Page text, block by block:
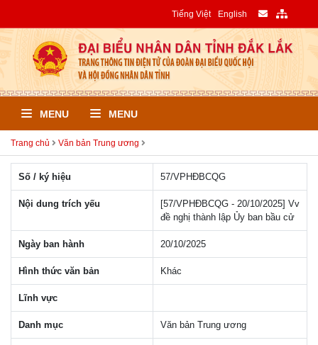
Tiếng Việt English
MENU MENU
Trang chủ Văn bản Trung ương
Số / ký hiệu 57/VPHÐBCQG
Nội dung trích yếu
[57/VPHĐBCQG - 20/10/2025] Vv
đề nghị thành lập Ủy ban bầu cử
Ngày ban hành 20/10/2025
Hình thức văn bản Khác
Lĩnh vực
Danh mục Văn bản Trung ương